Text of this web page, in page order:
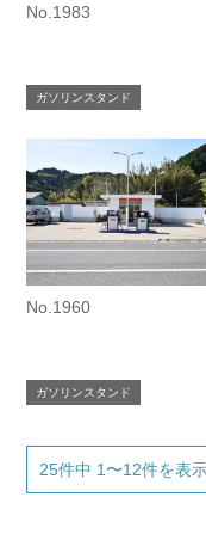
No.1983
ガソリンスタンド
No.1960
ガソリンスタンド
25件中 1〜12件を表